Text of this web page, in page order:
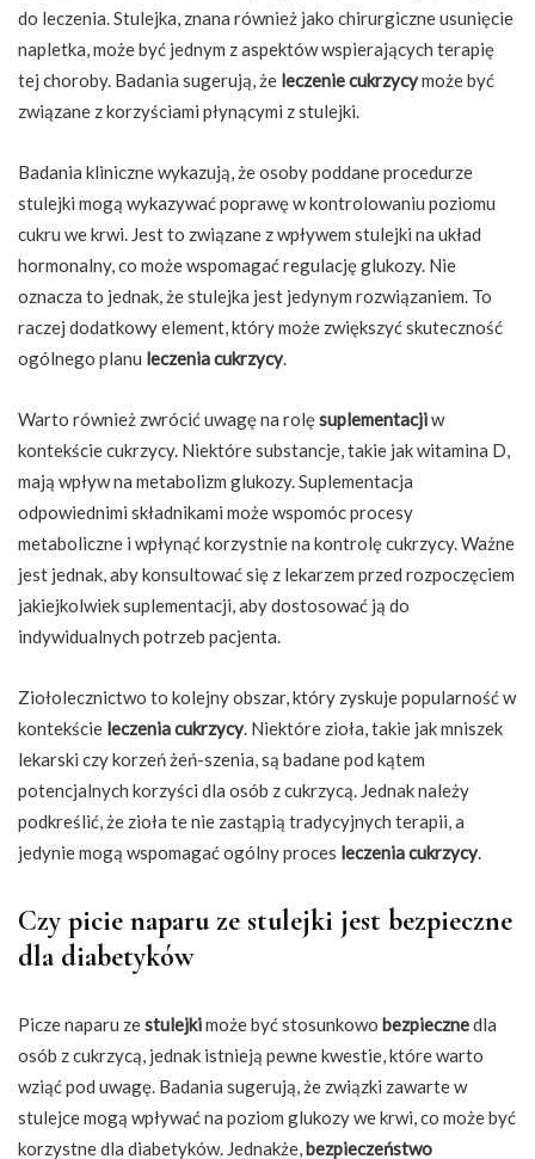
do leczenia. Stulejka, znana również jako chirurgiczne usunięcie
napletka, może być jednym z aspektów wspierających terapię
tej choroby. Badania sugerują, że leczenie cukrzycymoże być
związane z korzyściami płynącymi z stulejki.
Badania kliniczne wykazują, że osoby poddane procedurze
stulejki mogą wykazywać poprawę w kontrolowaniu poziomu
cukru we krwi. Jest to związane z wpływem stulejki na układ
hormonalny, co może wspomagać regulację glukozy. Nie
oznacza to jednak, że stulejka jest jedynym rozwiązaniem. To
raczej dodatkowy element, który może zwiększyć skuteczność
ogólnego planu leczenia cukrzycy.
Warto również zwrócić uwagę na rolęsuplementacjiw
kontekście cukrzycy. Niektóre substancje, takie jak witamina D,
mają wpływ na metabolizm glukozy. Suplementacja
odpowiednimi składnikami może wspomóc procesy
metaboliczne i wpłynąć korzystnie na kontrolę cukrzycy. Ważne
jest jednak, aby konsultować się z lekarzem przed rozpoczęciem
jakiejkolwiek suplementacji, aby dostosować ją do
indywidualnych potrzeb pacjenta.
Ziołolecznictwo to kolejny obszar, który zyskuje popularność w
kontekście leczenia cukrzycy. Niektóre zioła, takie jak mniszek
lekarski czy korzeń żeń-szenia, są badane pod kątem
potencjalnych korzyści dla osób z cukrzycą. Jednak należy
podkreślić, że zioła te nie zastąpią tradycyjnych terapii, a
jedynie mogą wspomagać ogólny proces leczenia cukrzycy.
Czy picie naparu ze stulejki jest bezpieczne
dla diabetyków
Picze naparu zestulejkimoże być stosunkowo bezpiecznedla
osób z cukrzycą, jednak istnieją pewne kwestie, które warto
wziąć pod uwagę. Badania sugerują, że związki zawarte w
stulejce mogą wpływać na poziom glukozy we krwi, co może być
korzystne dla diabetyków. Jednakże, bezpieczeństwo